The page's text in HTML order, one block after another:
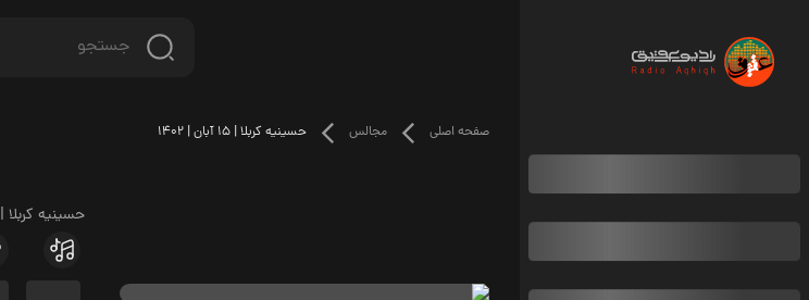
صفحه اصلی مجالس حسینیه کربلا | 15 آبان | 1402
حسینیه کربلا | 15 آبان | 1402